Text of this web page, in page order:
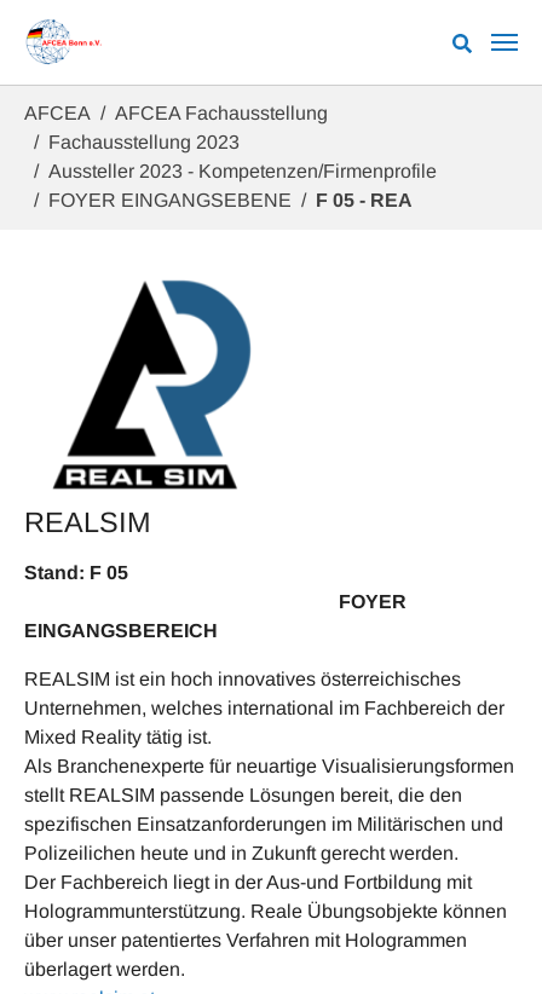
AFCEA
AFCEA Fachausstellung
Fachausstellung 2023
Aussteller 2023 - Kompetenzen/Firmenprofile
FOYER EINGANGSEBENE
F 05 - REA
REALSIM
Stand: F 05
FOYER
EINGANGSBEREICH
REALSIM ist ein hoch innovatives österreichisches
Unternehmen, welches international im Fachbereich der
Mixed Reality tätig ist.
Als Branchenexperte für neuartige Visualisierungsformen
stellt REALSIM passende Lösungen bereit, die den
spezifischen Einsatzanforderungen im Militärischen und
Polizeilichen heute und in Zukunft gerecht werden.
Der Fachbereich liegt in der Aus-und Fortbildung mit
Hologrammunterstützung. Reale Übungsobjekte können
über unser patentiertes Verfahren mit Hologrammen
überlagert werden.